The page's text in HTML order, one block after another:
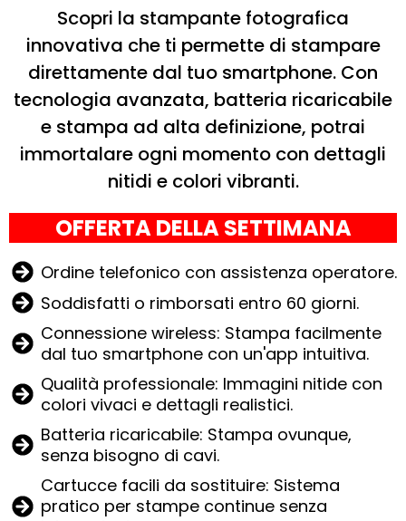
Scopri la stampante fotografica
innovativa che ti permette di stampare
direttamente dal tuo smartphone. Con
tecnologia avanzata, batteria ricaricabile
e stampa ad alta definizione, potrai
immortalare ogni momento con dettagli
nitidi e colori vibranti.
OFFERTA DELLA SETTIMANA
Ordine telefonico con assistenza operatore.
Soddisfatti o rimborsati entro 60 giorni.
Connessione wireless: Stampa facilmente
dal tuo smartphone con un'app intuitiva.
Qualità professionale: Immagini nitide con
colori vivaci e dettagli realistici.
Batteria ricaricabile: Stampa ovunque,
senza bisogno di cavi.
Cartucce facili da sostituire: Sistema
pratico per stampe continue senza